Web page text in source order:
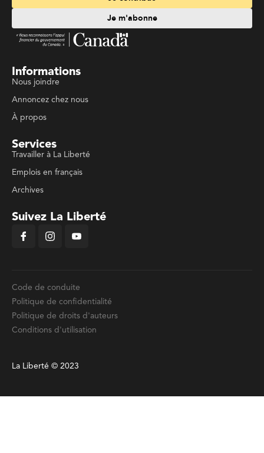
Je m'abonne
Informations
Nous joindre
Annoncez chez nous
À propos
Services
Travailler à La Liberté
Emplois en français
Archives
Suivez La Liberté
Code de conduite
Politique de confidentialité
Politique de droits d'auteurs
Conditions d'utilisation
La Liberté © 2023